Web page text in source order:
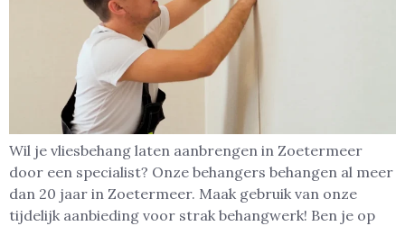
Wil je vliesbehang laten aanbrengen in Zoetermeer
door een specialist? Onze behangers behangen al meer
dan 20 jaar in Zoetermeer. Maak gebruik van onze
tijdelijk aanbieding voor strak behangwerk! Ben je op